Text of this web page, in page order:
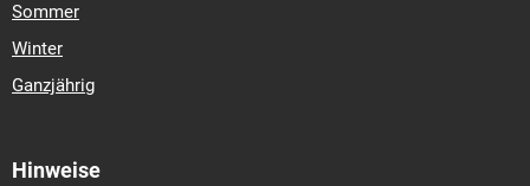
Sommer
Winter
Ganzjährig
Hinweise